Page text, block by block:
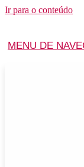
Ir para o conteúdo
MENU DE